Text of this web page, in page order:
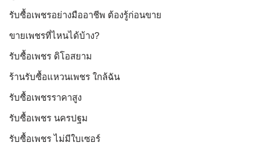
รับซื้อเพชรอย่างมืออาชีพ ต้องรู้ก่อนขาย
ขายเพชรที่ไหนได้บ้าง?
รับซื้อเพชร ดิโอสยาม
ร้านรับซื้อแหวนเพชร ใกล้ฉัน
รับซื้อเพชรราคาสูง
รับซื้อเพชร นครปฐม
รับซื้อเพชร ไม่มีใบเซอร์